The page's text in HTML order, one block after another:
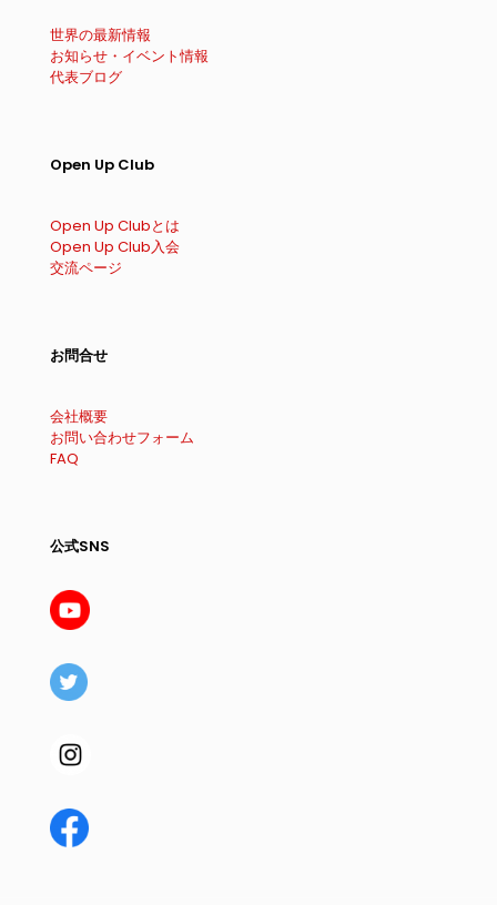
世界の最新情報
お知らせ・イベント情報
代表ブログ
Open Up Club
Open Up Clubとは
Open Up Club入会
交流ページ
お問合せ
会社概要
お問い合わせフォーム
FAQ
公式SNS